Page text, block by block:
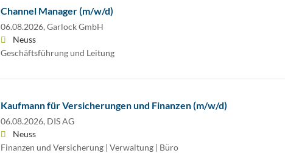
Channel Manager (m/w/d)
06.08.2026, Garlock GmbH
Neuss
Geschäftsführung und Leitung
Kaufmann für Versicherungen und Finanzen (m/w/d)
06.08.2026, DIS AG
Neuss
Finanzen und Versicherung | Verwaltung | Büro